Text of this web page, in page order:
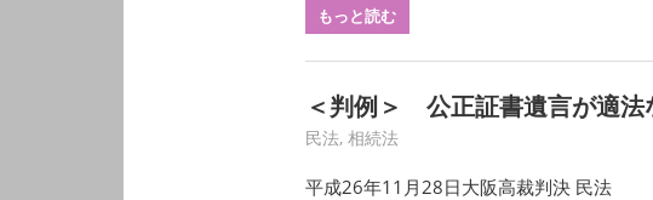
もっと読む
＜判例＞ 公正証書遺言が適法
3月 12, 2020
HY
民法, 相続法
平成26年11月28日大阪高裁判決 民法